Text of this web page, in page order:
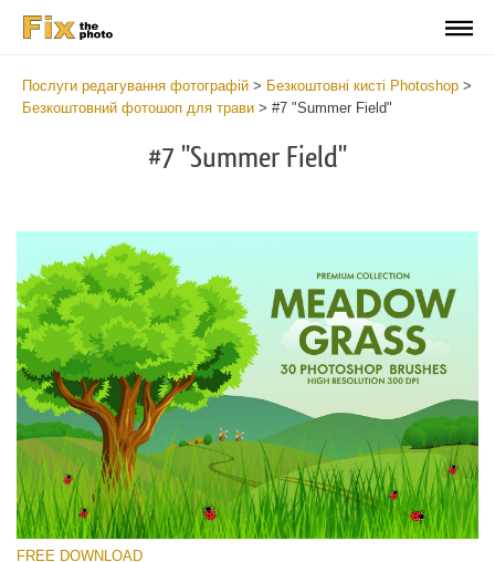
Послуги редагування фотографій > Безкоштовні кисті Photoshop >
Безкоштовний фотошоп для трави > #7 "Summer Field"
#7 "Summer Field"
Please select
FREE DOWNLOAD